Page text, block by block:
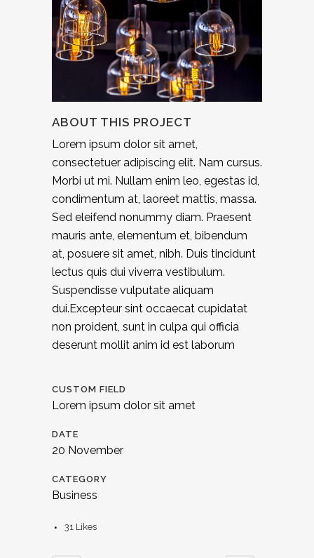
ABOUT THIS PROJECT
Lorem ipsum dolor sit amet,
consectetuer adipiscing elit. Nam cursus.
Morbi ut mi. Nullam enim leo, egestas id,
condimentum at, laoreet mattis, massa.
Sed eleifend nonummy diam. Praesent
mauris ante, elementum et, bibendum
at, posuere sit amet, nibh. Duis tincidunt
lectus quis dui viverra vestibulum.
Suspendisse vulputate aliquam
dui.Excepteur sint occaecat cupidatat
non proident, sunt in culpa qui officia
deserunt mollit anim id est laborum
CUSTOM FIELD
Lorem ipsum dolor sit amet
DATE
20 November
CATEGORY
Business
31 Likes